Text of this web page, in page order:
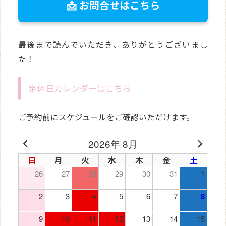
📩 お問合せはこちら
最後まで読んでいただき、ありがとうございまし
た！
定休日カレンダーはこちら
ご予約前にスケジュールをご確認いただけます。
2026年 8月
日 月 火 水 木 金 土
26 27 28 29 30 31 1
2 3 4 5 6 7 8
9 10 11 12 13 14 15